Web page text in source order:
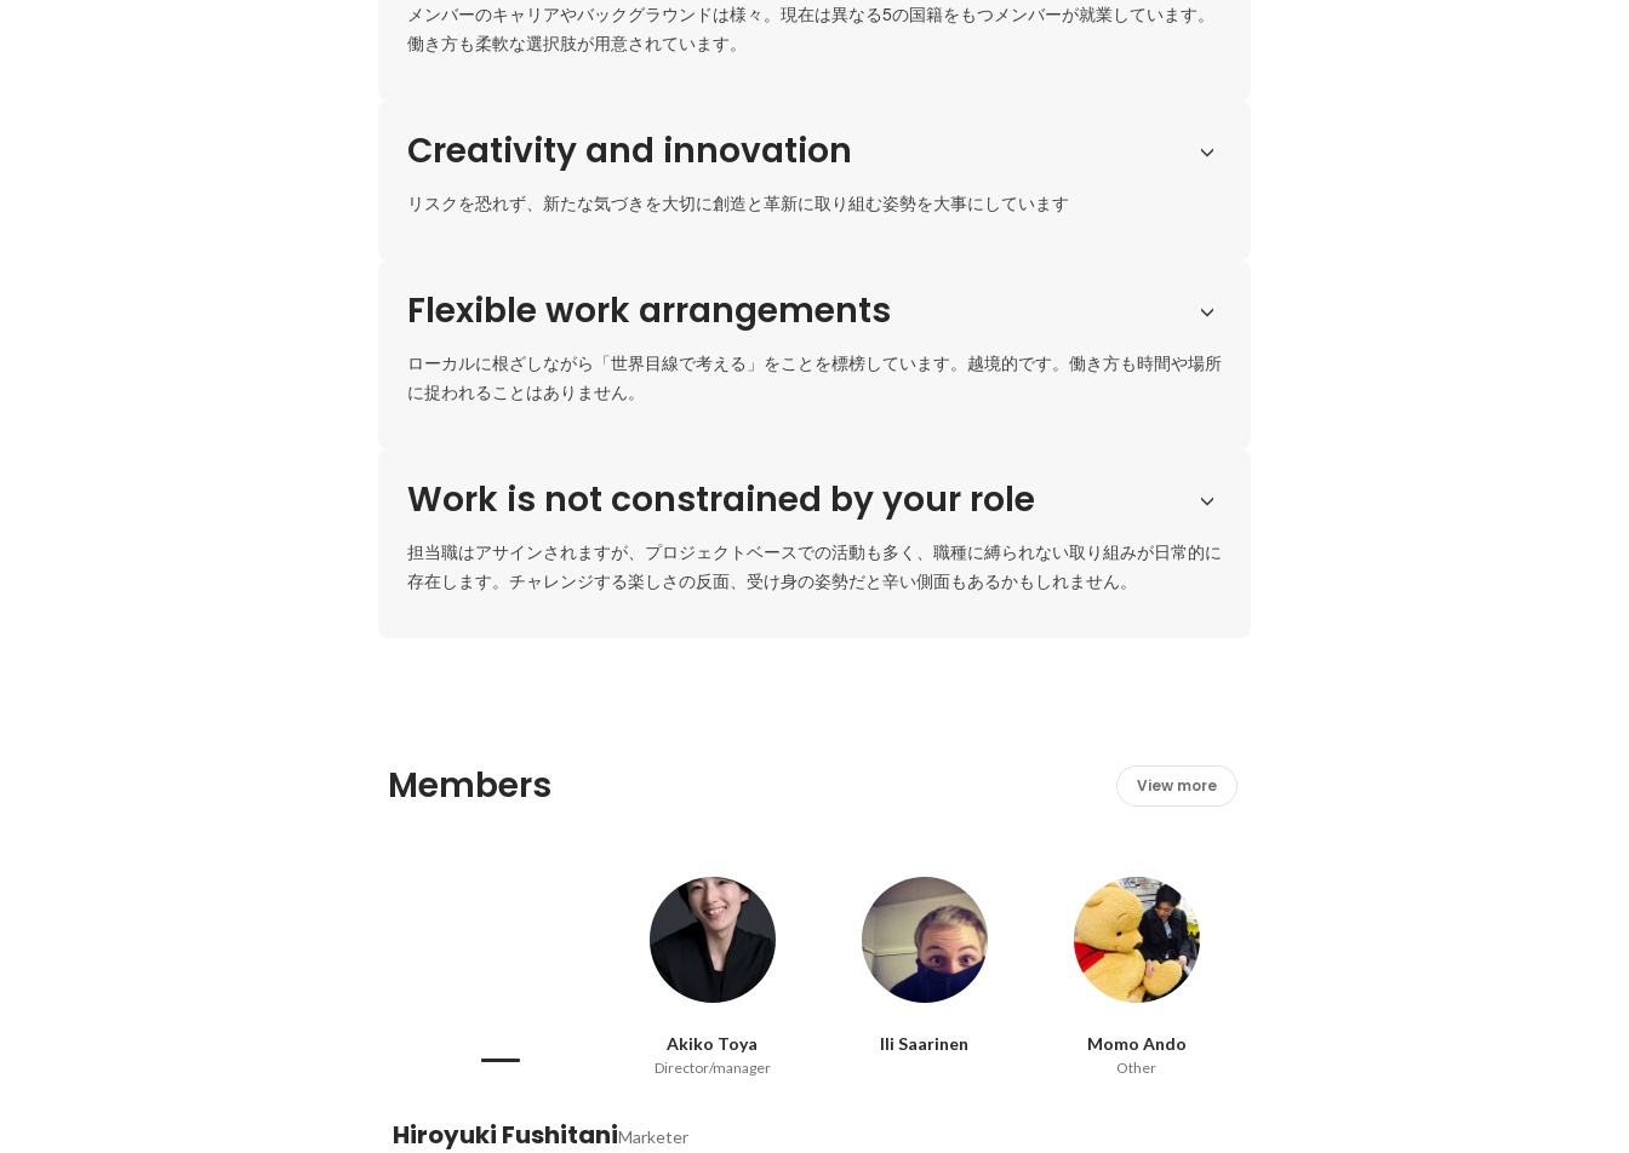
メンバーのキャリアやバックグラウンドは様々。現在は異なる5の国籍をもつメンバーが就業しています。
働き方も柔軟な選択肢が用意されています。
Creativity and innovation
リスクを恐れず、新たな気づきを大切に創造と革新に取り組む姿勢を大事にしています
Flexible work arrangements
ローカルに根ざしながら「世界目線で考える」をことを標榜しています。越境的です。働き方も時間や場所
に捉われることはありません。
Work is not constrained by your role
担当職はアサインされますが、プロジェクトベースでの活動も多く、職種に縛られない取り組みが日常的に
存在します。チャレンジする楽しさの反面、受け身の姿勢だと辛い側面もあるかもしれません。
Members View more
Akiko Toya
Director/manager
Ili Saarinen Momo Ando
Other
Hiroyuki FushitaniMarketer